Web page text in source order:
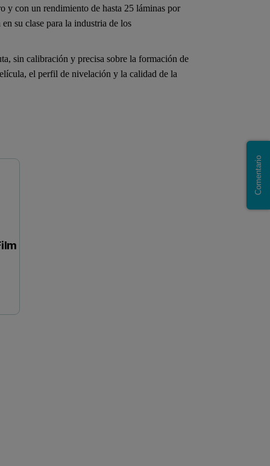
y con un rendimiento de hasta 25 láminas por
su clase para la industria de los
sin calibración y precisa sobre la formación de
el perfil de nivelación y la calidad de la
BSPG Thin Film Analysis XRF Analysis of GiantComentario